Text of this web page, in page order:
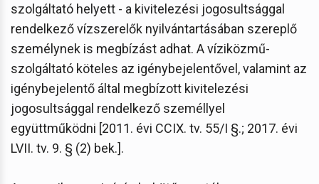
szolgáltató helyett - a kivitelezési jogosultsággal
rendelkező vízszerelők nyilvántartásában szereplő
személynek is megbízást adhat. A víziközmű-
szolgáltató köteles az igénybejelentővel, valamint az
igénybejelentő által megbízott kivitelezési
jogosultsággal rendelkező személlyel
együttműködni [2011. évi CCIX. tv. 55/I §.; 2017. évi
LVII. tv. 9. § (2) bek.].